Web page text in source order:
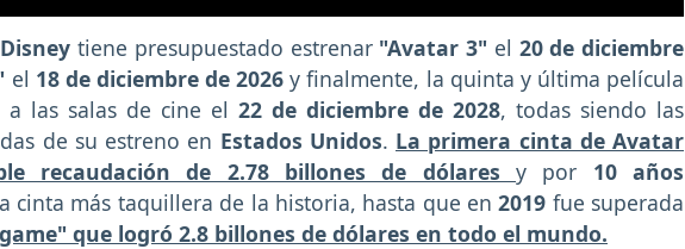
Disney tiene presupuestado estrenar "Avatar 3" el 20 de diciembre
el 18 de diciembre de 2026 y finalmente, la quinta y última película
las salas de cine el 22 de diciembre de 2028, todas siendo las
de su estreno en Estados Unidos. La primera cinta de Avatar
recaudación de 2.78 billones de dólares y por 10 años
cinta más taquillera de la historia, hasta que en2019 fue superada
que logró 2.8 billones de dólares en todo el mundo.